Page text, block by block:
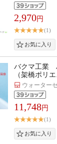
2,970円
(1)
バクマ工業
（架橋ポリエ
ウォーター
11,748円
(1)